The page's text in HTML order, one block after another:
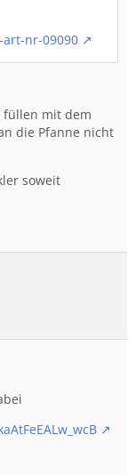
nr-09090
füllen mit dem
die Pfanne nicht
soweit